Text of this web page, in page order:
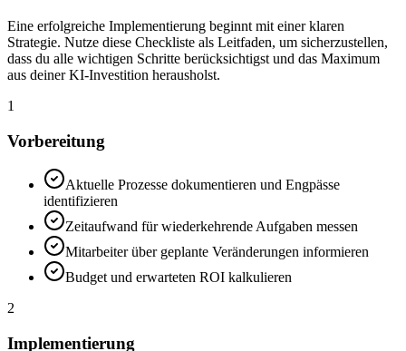
Eine erfolgreiche Implementierung beginnt mit einer klaren
Strategie. Nutze diese Checkliste als Leitfaden, um sicherzustellen,
dass du alle wichtigen Schritte berücksichtigst und das Maximum
aus deiner KI-Investition herausholst.
1
Vorbereitung
Aktuelle Prozesse dokumentieren und Engpässe
identifizieren
Zeitaufwand für wiederkehrende Aufgaben messen
Mitarbeiter über geplante Veränderungen informieren
Budget und erwarteten ROI kalkulieren
2
Implementierung